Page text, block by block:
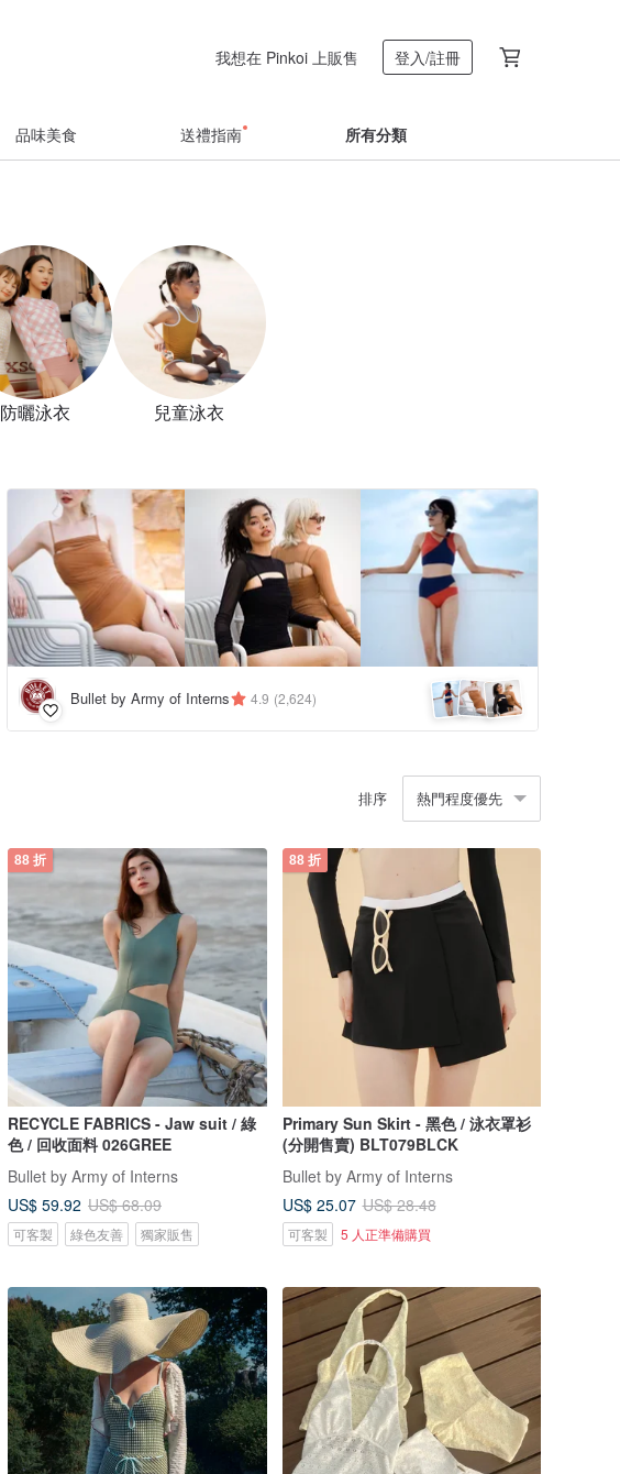
我想在 Pinkoi 上販售 登入/註冊
品味美食 送禮指南 所有分類
防曬泳衣 兒童泳衣
Bullet by Army of Interns 4.9 (2,624)
排序 熱門程度優先
88 折
RECYCLE FABRICS - Jaw suit / 綠
色 / 回收面料 026GREE
Bullet by Army of Interns
US$ 59.92 US$ 68.09
可客製 綠色友善 獨家販售
88 折
Primary Sun Skirt - 黑色 / 泳衣罩衫
(分開售賣) BLT079BLCK
Bullet by Army of Interns
US$ 25.07 US$ 28.48
可客製 5 人正準備購買